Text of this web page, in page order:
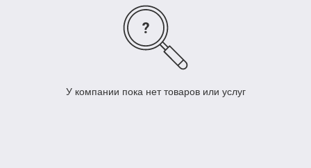
У компании пока нет товаров или услуг